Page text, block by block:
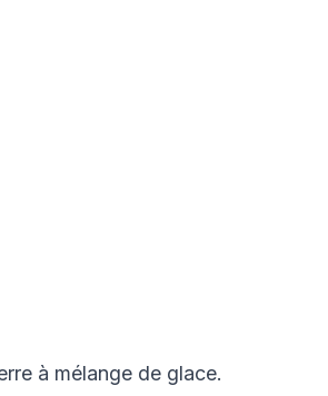
à mélange de glace.